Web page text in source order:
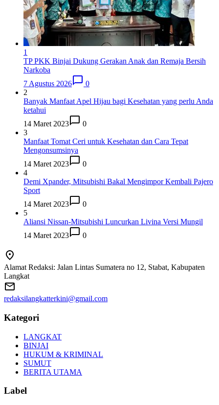
1
TP PKK Binjai Dukung Gerakan Anak dan Remaja Bersih
Narkoba
7 Agustus 2026
0
2
Banyak Manfaat Apel Hijau bagi Kesehatan yang perlu Anda
ketahui
14 Maret 2023
0
3
Manfaat Tomat Ceri untuk Kesehatan dan Cara Tepat
Mengonsumsinya
14 Maret 2023
0
4
Demi Xpander, Mitsubishi Bakal Mengimpor Kembali Pajero
Sport
14 Maret 2023
0
5
Aliansi Nissan-Mitsubishi Luncurkan Livina Versi Mungil
14 Maret 2023
0
Alamat Redaksi: Jalan Lintas Sumatera no 12, Stabat, Kabupaten
Langkat
redaksilangkatterkini@gmail.com
Kategori
LANGKAT
BINJAI
HUKUM & KRIMINAL
SUMUT
BERITA UTAMA
Label